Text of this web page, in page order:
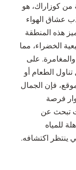
من كوزاراك، هو
عشاق الهواء
هذه المنطقة
الخضراء، مما
على
الطعام أو
فإن الجمال
فرصة
تبحث عن
للمياه
ينتظر اكتشافه.